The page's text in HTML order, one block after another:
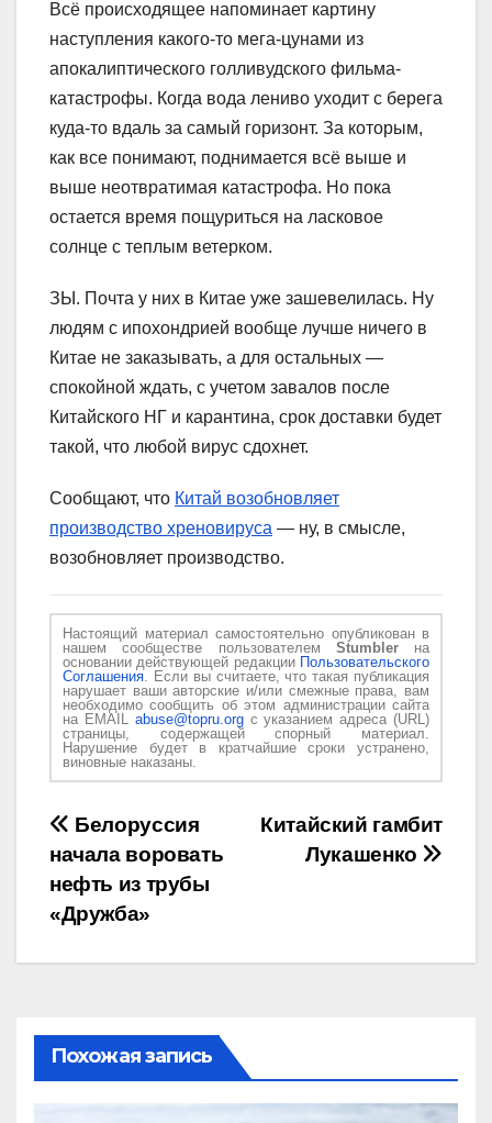
Всё происходящее напоминает картину
наступления какого-то мега-цунами из
апокалиптического голливудского фильма-
катастрофы. Когда вода лениво уходит с берега
куда-то вдаль за самый горизонт. За которым,
как все понимают, поднимается всё выше и
выше неотвратимая катастрофа. Но пока
остается время пощуриться на ласковое
солнце с теплым ветерком.
ЗЫ. Почта у них в Китае уже зашевелилась. Ну
людям с ипохондрией вообще лучше ничего в
Китае не заказывать, а для остальных —
спокойной ждать, с учетом завалов после
Китайского НГ и карантина, срок доставки будет
такой, что любой вирус сдохнет.
Сообщают, что Китай возобновляет
производство хреновируса — ну, в смысле,
возобновляет производство.
Настоящий материал самостоятельно опубликован в
нашем сообществе пользователем Stumblerна
основании действующей редакции Пользовательского
Соглашения. Если вы считаете, что такая публикация
нарушает ваши авторские и/или смежные права, вам
необходимо сообщить об этом администрации сайта
на EMAIL abuse@topru.orgс указанием адреса (URL)
страницы, содержащей спорный материал.
Нарушение будет в кратчайшие сроки устранено,
виновные наказаны.
Навигация
по
записям
Китайский гамбит
Лукашенко
Белоруссия
начала воровать
нефть из трубы
«Дружба»
Похожая запись